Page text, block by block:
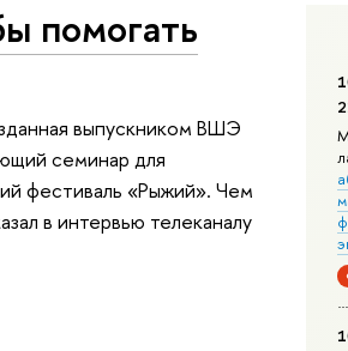
помогать
выпускником ВШЭ
семинар для
фестиваль «Рыжий». Чем
в интервью телеканалу